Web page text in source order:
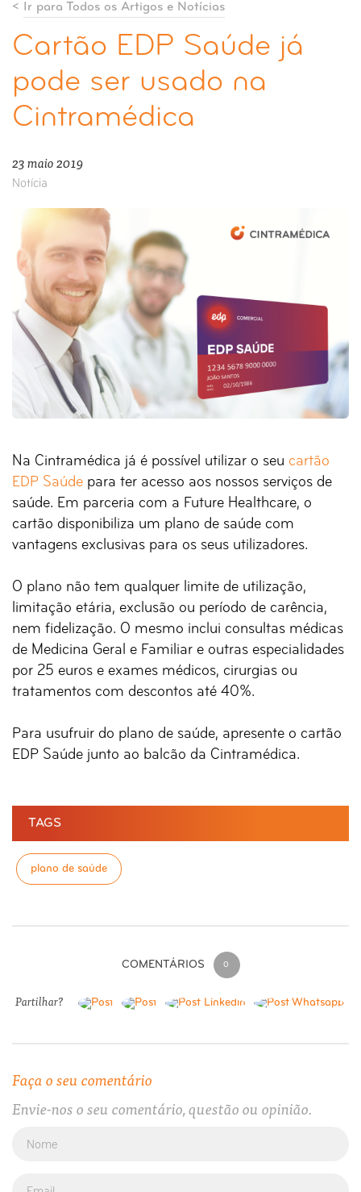
< Ir para Todos os Artigos e Notícias
Cartão EDP Saúde já
pode ser usado na
Cintramédica
23 maio 2019
Notícia
Na Cintramédica já é possível utilizar o seu cartão
EDP Saúde para ter acesso aos nossos serviços de
saúde. Em parceria com a Future Healthcare, o
cartão disponibiliza um plano de saúde com
vantagens exclusivas para os seus utilizadores.
O plano não tem qualquer limite de utilização,
limitação etária, exclusão ou período de carência,
nem fidelização. O mesmo inclui consultas médicas
de Medicina Geral e Familiar e outras especialidades
por 25 euros e exames médicos, cirurgias ou
tratamentos com descontos até 40%.
Para usufruir do plano de saúde, apresente o cartão
EDP Saúde junto ao balcão da Cintramédica.
TAGS
plano de saúde
COMENTÁRIOS 0
Partilhar?
Faça o seu comentário
Envie-nos o seu comentário, questão ou opinião.